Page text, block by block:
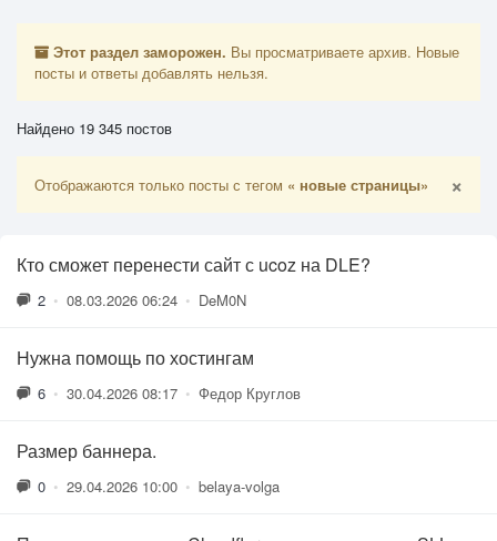
Этот раздел заморожен. Вы просматриваете архив. Новые
посты и ответы добавлять нельзя.
Найдено 19 345 постов
Отображаются только посты с тегом « новые страницы» ×
Кто сможет перенести сайт с ucoz на DLE?
2 • 08.03.2026 06:24 • DeM0N
Нужна помощь по хостингам
6 • 30.04.2026 08:17 • Федор Круглов
Размер баннера.
0 • 29.04.2026 10:00 • belaya-volga